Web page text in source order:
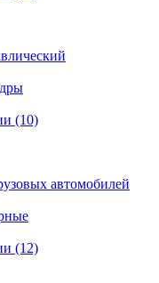
(10)
автомобилей
(12)